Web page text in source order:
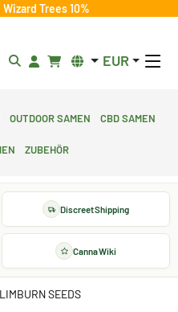
Wizard Trees 10%
EUR
Outdoor Samen CBD Samen
Zubehör
Discreet Shipping
Canna Wiki
SEEDS